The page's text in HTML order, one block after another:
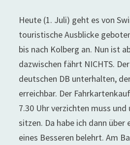
Heute (1. Juli) geht es von
touristische Ausblicke
bis nach Kolberg an. Nun ist
dazwischen fährt NICHTS.
deutschen DB unterhalten,
erreichbar. Der
7.30 Uhr verzichten muss
sitzen. Da habe ich dann
eines Besseren belehrt. Am